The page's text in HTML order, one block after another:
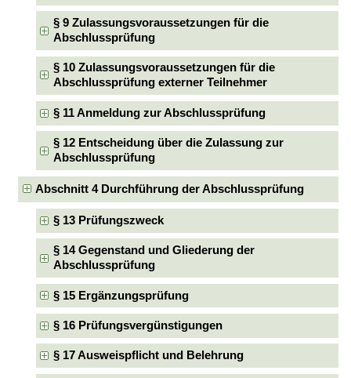
§ 9 Zulassungsvoraussetzungen für die
Abschlussprüfung
§ 10 Zulassungsvoraussetzungen für die
Abschlussprüfung externer Teilnehmer
§ 11 Anmeldung zur Abschlussprüfung
§ 12 Entscheidung über die Zulassung zur
Abschlussprüfung
Abschnitt 4 Durchführung der Abschlussprüfung
§ 13 Prüfungszweck
§ 14 Gegenstand und Gliederung der
Abschlussprüfung
§ 15 Ergänzungsprüfung
§ 16 Prüfungsvergünstigungen
§ 17 Ausweispflicht und Belehrung